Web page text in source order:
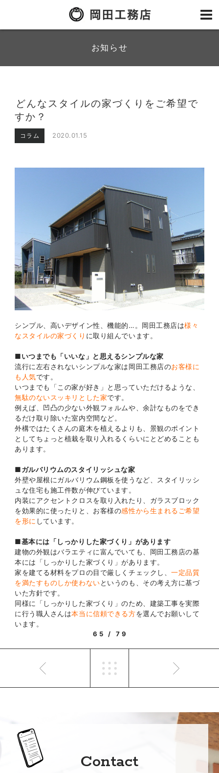
お知らせ
どんなスタイルの家づくりをご希望で
すか？
コラム 2020.01.15
シンプル、高いデザイン性、機能的…。岡田工務店は様々
なスタイルの家づくり に取り組んでいます。
■いつまでも「いいな」と思えるシンプルな家
流行に左右されないシンプルな家は岡田工務店のお客様に
も人気です。
いつまでも「この家が好き」と思っていただけるような、
無駄のないスッキリとした家です。
例えば、凹凸の少ない外観フォルムや、余計なものをでき
るだけ取り除いた室内空間など。
外構ではたくさんの庭木を植えるよりも、景観のポイント
としてちょっと植栽を取り入れるくらいにとどめることも
あります。
■ガルバリウムのスタイリッシュな家
外壁や屋根にガルバリウム鋼板を使うなど、スタイリッシ
ュな住宅も施工件数が伸びています。
内装にアクセントクロスを取り入れたり、ガラスブロック
を効果的に使ったりと、お客様の感性から生まれるご希望
を形に しています。
■基本には「しっかりした家づくり」があります
建物の外観はバラエティに富んでいても、岡田工務店の基
本には「しっかりした家づくり」があります。
家を建てる材料をプロの目で厳しくチェックし、一定品質
を満たすものしか使わないというのも、その考え方に基づ
いた方針です。
同様に「しっかりした家づくり」のため、建築工事を実際
に行う職人さんは本当に信頼できる方を選んでお願いして
います。
65 / 79
Contact